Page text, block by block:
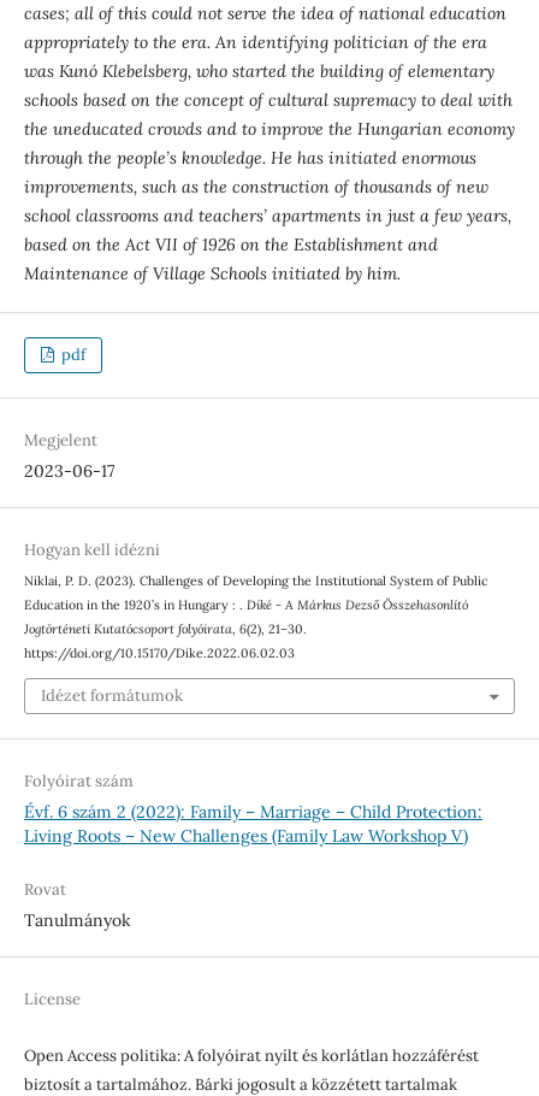
cases; all of this could not serve the idea of national education
appropriately to the era. An identifying politician of the era
was Kunó Klebelsberg, who started the building of elementary
schools based on the concept of cultural supremacy to deal with
the uneducated crowds and to improve the Hungarian economy
through the people’s knowledge. He has initiated enormous
improvements, such as the construction of thousands of new
school classrooms and teachers’ apartments in just a few years,
based on the Act VII of 1926 on the Establishment and
Maintenance of Village Schools initiated by him.
pdf
Megjelent
2023-06-17
Hogyan kell idézni
Niklai, P. D. (2023). Challenges of Developing the Institutional System of Public
Education in the 1920’s in Hungary : . Díké - A Márkus Dezső Összehasonlító
Jogtörténeti Kutatócsoport folyóirata, 6(2), 21–30.
https://doi.org/10.15170/Dike.2022.06.02.03
Idézet formátumok
Folyóirat szám
Évf. 6 szám 2 (2022): Family – Marriage – Child Protection:
Living Roots – New Challenges (Family Law Workshop V)
Rovat
Tanulmányok
License
Open Access politika: A folyóirat nyílt és korlátlan hozzáférést
biztosít a tartalmához. Bárki jogosult a közzétett tartalmak